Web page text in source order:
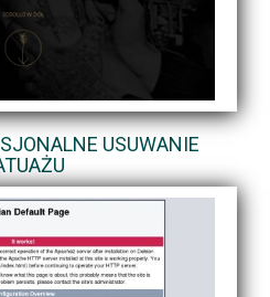
USUWANIE